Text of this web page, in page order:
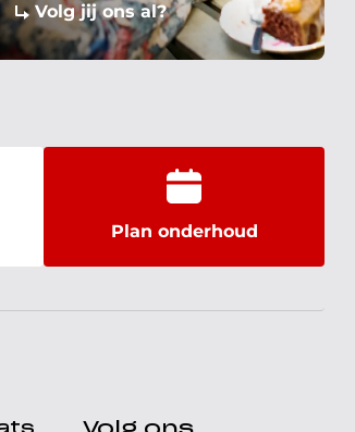
Volg jij ons al?
Plan onderhoud